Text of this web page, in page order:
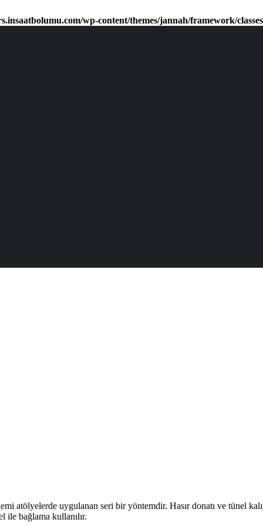
wp-content/themes/jannah/framework/
atölyelerde uygulanan seri bir yöntemdir. Hasır donatı ve tünel
ile bağlama kullanılır.